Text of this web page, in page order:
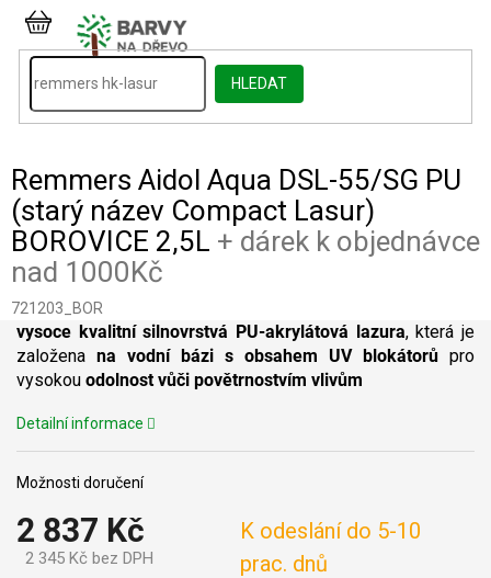
Přejít
obsah
HLEDAT
NÁKUPNÍ
KOŠÍK
Remmers Aidol Aqua DSL-55/SG PU
(starý název Compact Lasur)
BOROVICE 2,5L + dárek k objednávce
nad 1000Kč
721203_BOR
2 837 Kč
2 345 Kč bez DPH
K odeslání do 5-10
prac. dnů
Možnosti doručení
vysoce kvalitní silnovrstvá PU-akrylátová lazura, která je
založena na vodní bázi s obsahem UV blokátorů pro
vysokou odolnost vůči povětrnostvím vlivům
Detailní informace